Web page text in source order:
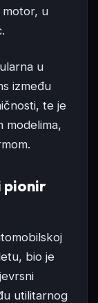
motor, u
u
između
te je
modelima,
pionir
bio je
utilitarnog